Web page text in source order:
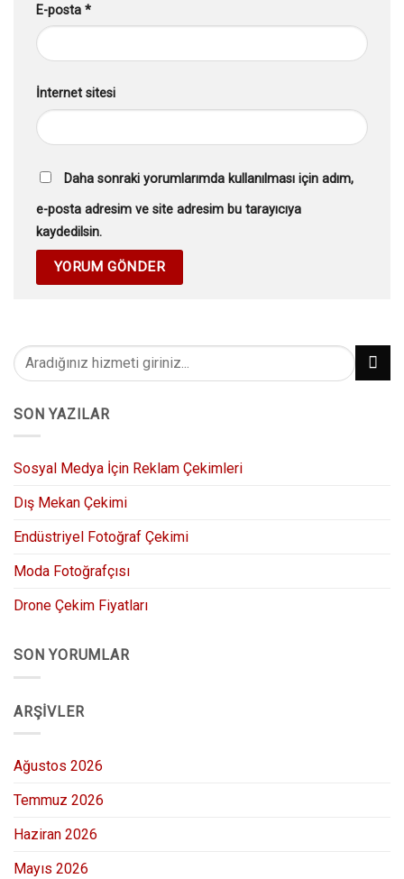
E-posta *
İnternet sitesi
Daha sonraki yorumlarımda kullanılması için adım,
e-posta adresim ve site adresim bu tarayıcıya
kaydedilsin.
SON YAZILAR
Sosyal Medya İçin Reklam Çekimleri
Dış Mekan Çekimi
Endüstriyel Fotoğraf Çekimi
Moda Fotoğrafçısı
Drone Çekim Fiyatları
SON YORUMLAR
ARŞIVLER
Ağustos 2026
Temmuz 2026
Haziran 2026
Mayıs 2026